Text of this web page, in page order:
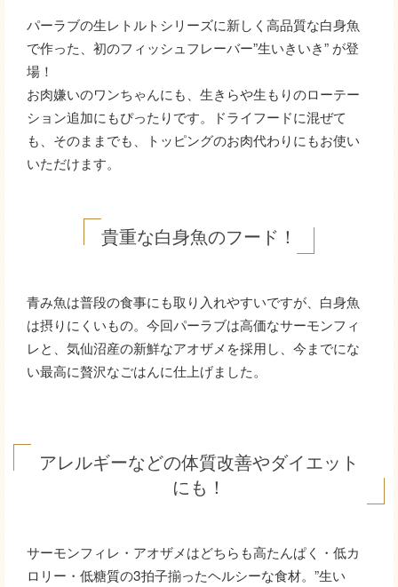
パーラブの生レトルトシリーズに新しく高品質な白身魚
で作った、初のフィッシュフレーバー”生いきいき” が登
場！
お肉嫌いのワンちゃんにも、生きらや生もりのローテー
ション追加にもぴったりです。ドライフードに混ぜて
も、そのままでも、トッピングのお肉代わりにもお使い
いただけます。
貴重な白身魚のフード！
青み魚は普段の食事にも取り入れやすいですが、白身魚
は摂りにくいもの。今回パーラブは高価なサーモンフィ
レと、気仙沼産の新鮮なアオザメを採用し、今までにな
い最高に贅沢なごはんに仕上げました。
アレルギーなどの体質改善やダイエット
にも！
サーモンフィレ・アオザメはどちらも高たんぱく・低カ
ロリー・低糖質の3拍子揃ったヘルシーな食材。”生い